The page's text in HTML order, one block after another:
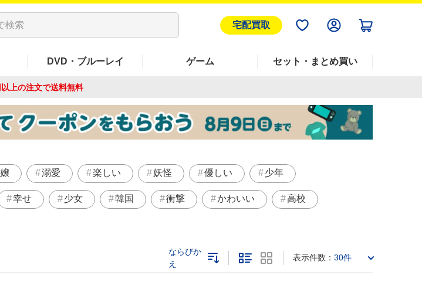
宅配買取
DVD・ブルーレイ ゲーム セット・まとめ買い
上の注文で送料無料
溺愛 楽しい 妖怪 優しい 少年
幸せ 少女 韓国 衝撃 かわいい 高校
ならびか
え
表示件数： 30件